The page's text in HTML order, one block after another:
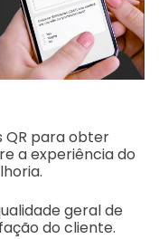
QR para obter
a experiência do
geral de
do cliente.